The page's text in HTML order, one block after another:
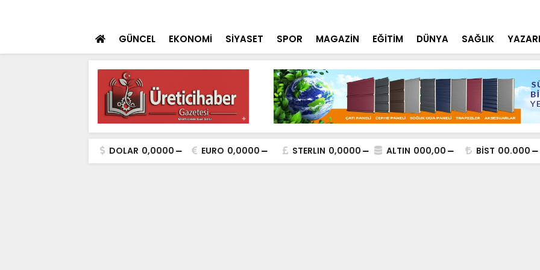
GÜNCEL EKONOMİ SİYASET SPOR MAGAZİN EĞİTİM DÜNYA SAĞLIK
DOLAR 0,0000 EURO 0,0000 STERLIN 0,0000 ALTIN 000,00 BİST 00.000